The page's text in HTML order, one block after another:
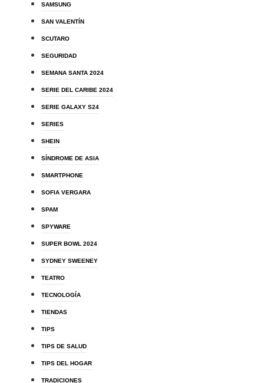
SAMSUNG
SAN VALENTÍN
SCUTARO
SEGURIDAD
SEMANA SANTA 2024
SERIE DEL CARIBE 2024
SERIE GALAXY S24
SERIES
SHEIN
SÍNDROME DE ASIA
SMARTPHONE
SOFIA VERGARA
SPAM
SPYWARE
SUPER BOWL 2024
SYDNEY SWEENEY
TEATRO
TECNOLOGÍA
TIENDAS
TIPS
TIPS DE SALUD
TIPS DEL HOGAR
TRADICIONES